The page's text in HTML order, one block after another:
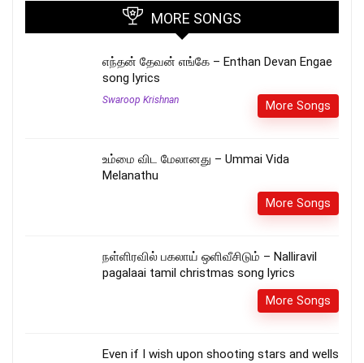
MORE SONGS
எந்தன் தேவன் எங்கே – Enthan Devan Engae
song lyrics
Swaroop Krishnan More Songs
உம்மை விட மேலானது – Ummai Vida
Melanathu
More Songs
நள்ளிரவில் பகலாய் ஒளிவீசிடும் – Nalliravil
pagalaai tamil christmas song lyrics
More Songs
Even if I wish upon shooting stars and wells